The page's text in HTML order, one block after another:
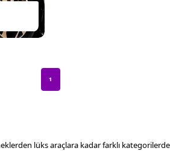
1
lüks araçlara kadar farklı